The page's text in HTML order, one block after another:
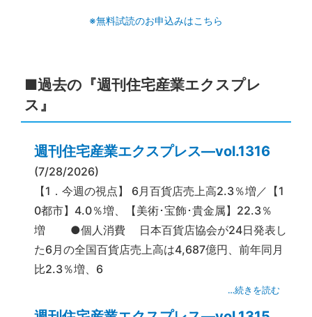
※無料試読のお申込みはこちら
■過去の『週刊住宅産業エクスプレ
ス』
週刊住宅産業エクスプレス―vol.1316
(7/28/2026)
【1．今週の視点】 6月百貨店売上高2.3％増／【1
0都市】4.0％増、【美術･宝飾･貴金属】22.3％
増 ●個人消費 日本百貨店協会が24日発表し
た6月の全国百貨店売上高は4,687億円、前年同月
比2.3％増、6
…続きを読む